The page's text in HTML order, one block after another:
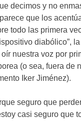
decimos y no
parece que los
todo las primera
diabólico”,
nuestra voz por
(o sea,fuera de
Iker Jiménez).
seguro que
casi seguro que